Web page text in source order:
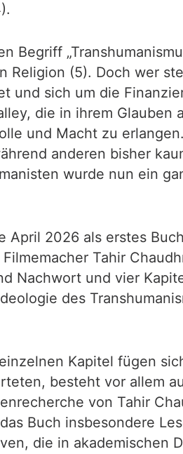
Religion (5). Doch wer
und sich um die
die in ihrem Glauben
und Macht zu
anderen bisher
wurde nun ein
April 2026 als erstes
Tahir
Nachwort und vier
des
Kapitel fügen
besteht vor allem
von Tahir
Buch insbesondere
die in akademischen